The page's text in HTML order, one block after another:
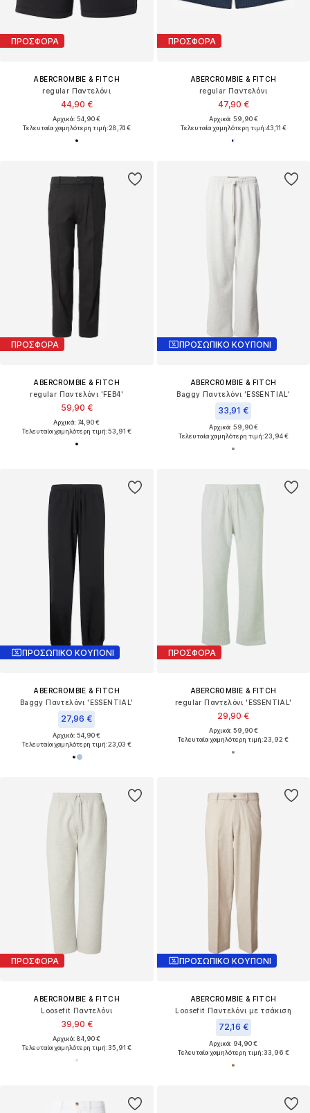
ΠΡΟΣΦΟΡΑ
ABERCROMBIE & FITCH
regular Παντελόνι
44,90 €
Αρχικά: 54,90 €
Τελευταία χαμηλότερη τιμή:28,74 €
ΠΡΟΣΦΟΡΑ
ABERCROMBIE & FITCH
regular Παντελόνι
47,90 €
Αρχικά: 59,90 €
Τελευταία χαμηλότερη τιμή:43,11 €
ΠΡΟΣΦΟΡΑ
ABERCROMBIE & FITCH
regular Παντελόνι 'FEB4'
59,90 €
Αρχικά: 74,90 €
Τελευταία χαμηλότερη τιμή:53,91 €
ΠΡΟΣΩΠΙΚΟ ΚΟΥΠΟΝΙ
ABERCROMBIE & FITCH
Baggy Παντελόνι 'ESSENTIAL'
33,91 €
Αρχικά: 59,90 €
Τελευταία χαμηλότερη τιμή:23,94 €
ΠΡΟΣΩΠΙΚΟ ΚΟΥΠΟΝΙ
ABERCROMBIE & FITCH
Baggy Παντελόνι 'ESSENTIAL'
27,96 €
Αρχικά: 54,90 €
Τελευταία χαμηλότερη τιμή:23,03 €
ΠΡΟΣΦΟΡΑ
ABERCROMBIE & FITCH
regular Παντελόνι 'ESSENTIAL'
29,90 €
Αρχικά: 59,90 €
Τελευταία χαμηλότερη τιμή:23,92 €
ΠΡΟΣΦΟΡΑ
ABERCROMBIE & FITCH
Loosefit Παντελόνι
39,90 €
Αρχικά: 84,90 €
Τελευταία χαμηλότερη τιμή:35,91 €
ΠΡΟΣΩΠΙΚΟ ΚΟΥΠΟΝΙ
ABERCROMBIE & FITCH
Loosefit Παντελόνι με τσάκιση
72,16 €
Αρχικά: 94,90 €
Τελευταία χαμηλότερη τιμή:33,96 €